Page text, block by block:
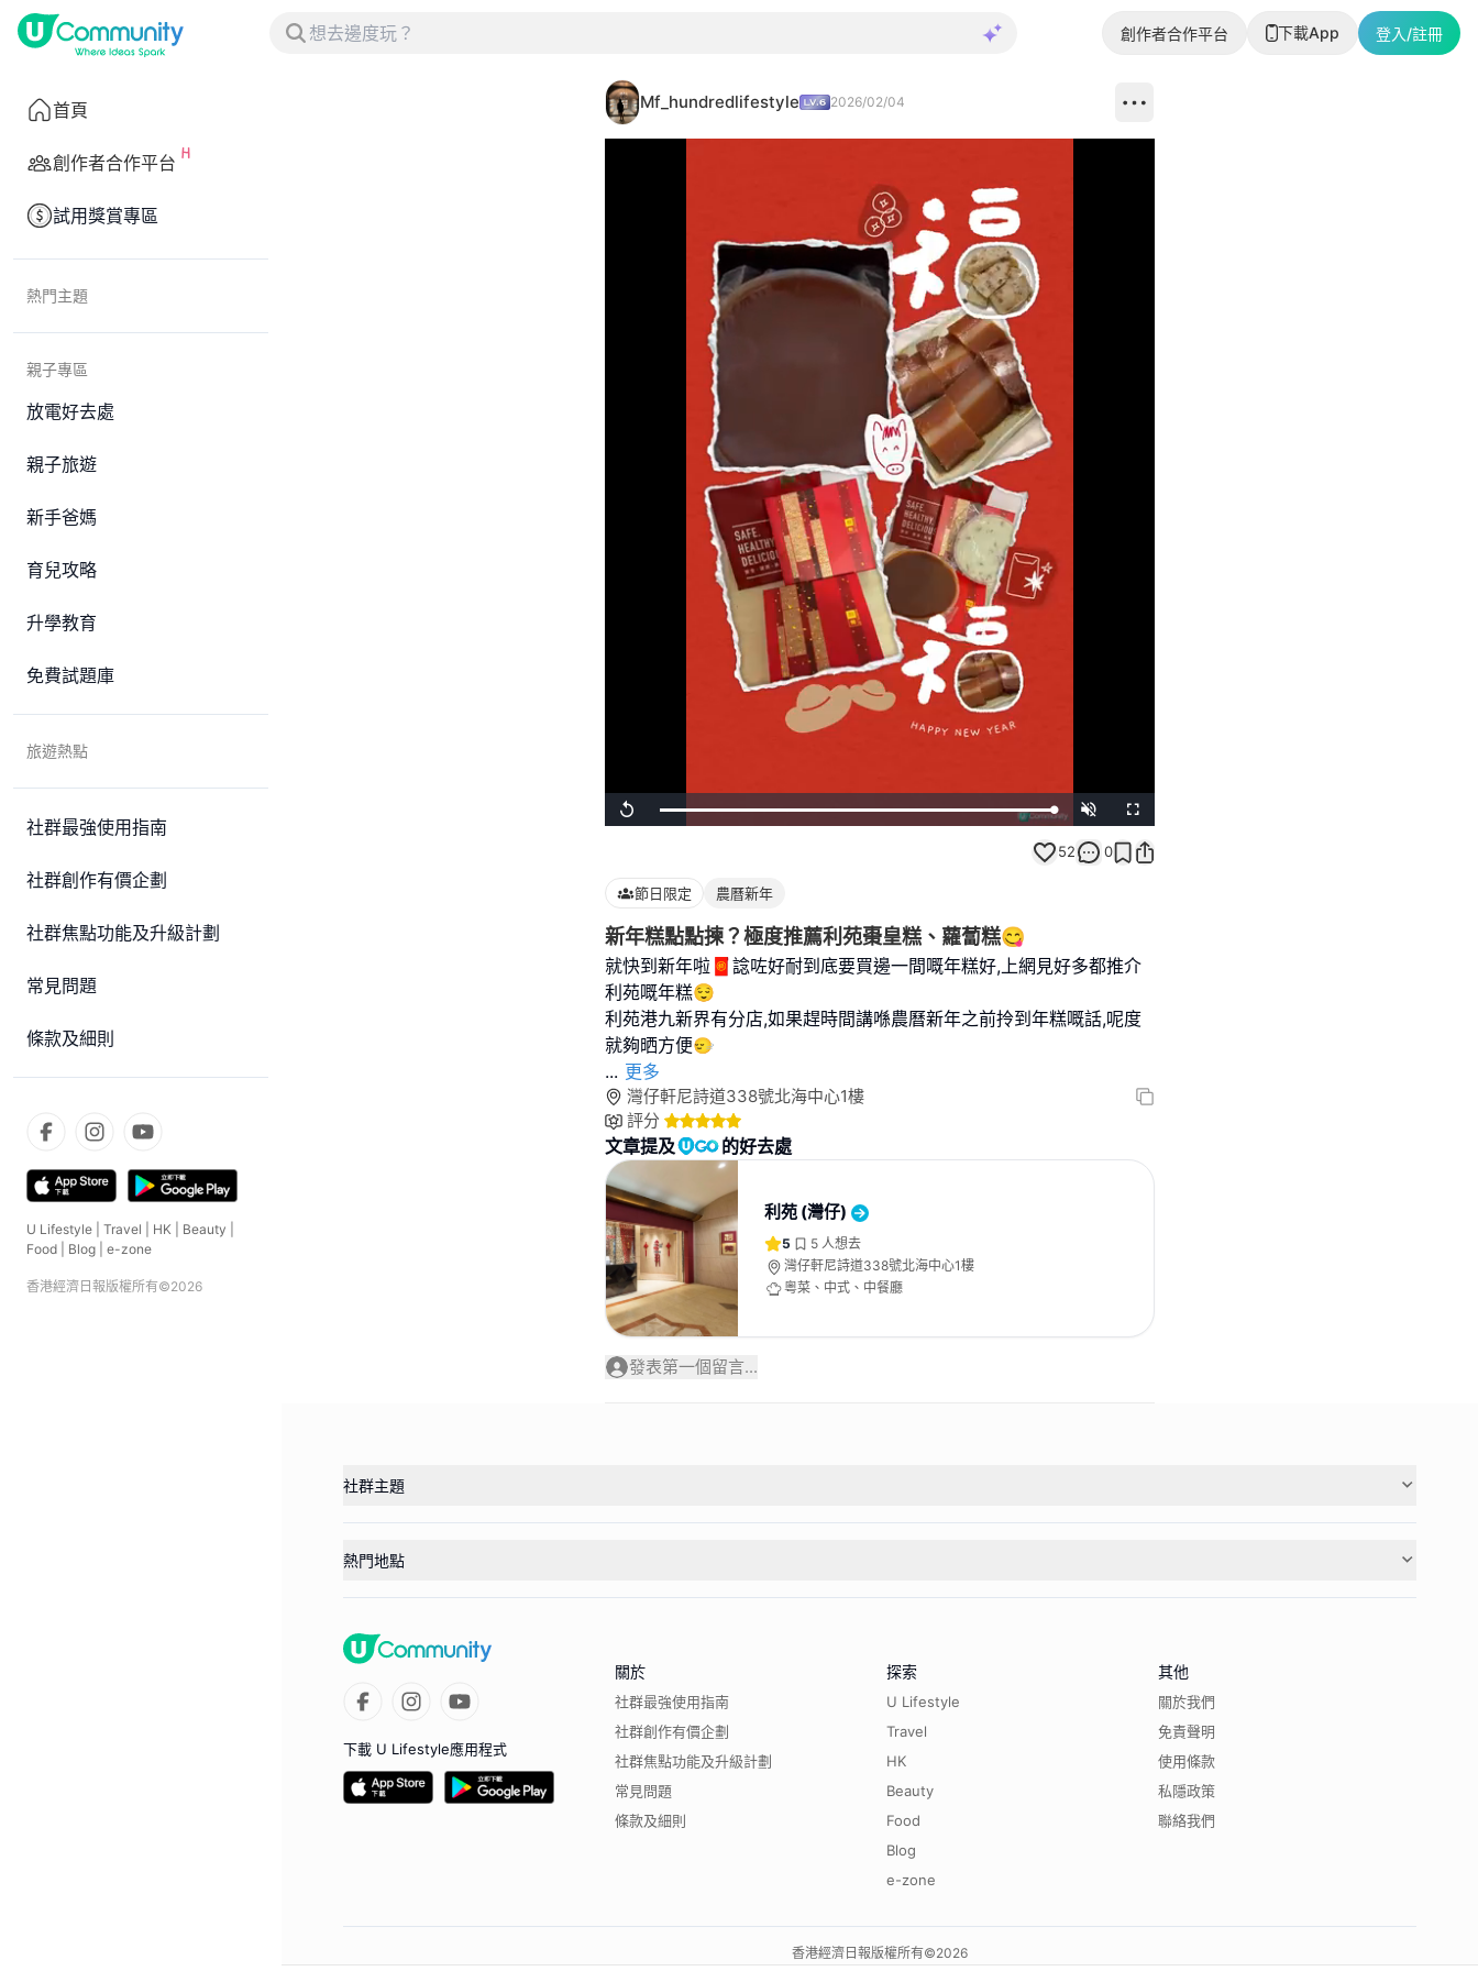
創作者合作平台 下載App 登入/註冊
首頁
創作者合作平台
試用獎賞專區
熱門主題
親子專區
放電好去處
親子旅遊
新手爸媽
育兒攻略
升學教育
免費試題庫
旅遊熱點
社群最強使用指南
社群創作有價企劃
社群焦點功能及升級計劃
常見問題
條款及細則
U Lifestyle Travel HK Beauty
Food
Blog e-zone
香港經濟日報版權所有©2026
Mf_hundredlifestyle 2026/02/04
Replay Loaded:
100.00%
Unmute Fullscreen
52 0
節日限定 農曆新年
新年糕點點揀？極度推薦利苑棗皇糕、蘿蔔糕😋
就快到新年啦🧧諗咗好耐到底要買邊一間嘅年糕好,上網見好多都推介
利苑嘅年糕😌
利苑港九新界有分店,如果趕時間講喺農曆新年之前拎到年糕嘅話,呢度
... 更多
灣仔軒尼詩道338號北海中心1樓
評分
文章提及 的好去處
利苑 (灣仔)
5 5 人想去
灣仔軒尼詩道338號北海中心1樓
粵菜、中式、中餐廳
發表第一個留言...
社群主題
熱門地點
下載 U Lifestyle應用程式
關於
社群最強使用指南
社群創作有價企劃
社群焦點功能及升級計劃
常見問題
條款及細則
探索
U Lifestyle
Travel
HK
Beauty
Food
Blog
e-zone
其他
關於我們
免責聲明
使用條款
私隱政策
聯絡我們
香港經濟日報版權所有©2026